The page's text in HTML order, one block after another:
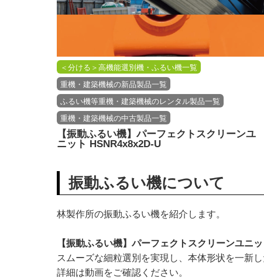
＜分ける＞高機能選別機・ふるい機一覧
重機・建築機械の新品製品一覧
ふるい機等重機・建築機械のレンタル製品一覧
重機・建築機械の中古製品一覧
【振動ふるい機】パーフェクトスクリーンユ
ニット HSNR4x8x2D-U
振動ふるい機について
林製作所の振動ふるい機を紹介します。
【振動ふるい機】パーフェクトスクリーンユニ
スムーズな細粒選別を実現し、本体形状を一新
詳細は動画をご確認ください。